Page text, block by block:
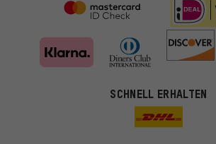
SCHNELL ERHALTEN